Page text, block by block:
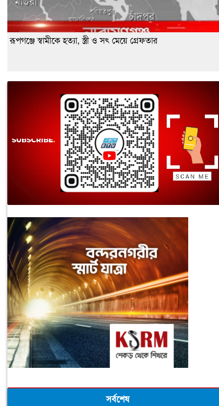
রূপগঞ্জে স্বামীকে হত্যা, স্ত্রী ও সৎ মেয়ে গ্রেফতার
সর্বশেষ